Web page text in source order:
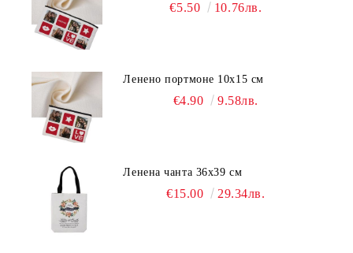
€5.50 10.76лв.
Ленено портмоне 10х15 см
€4.90 9.58лв.
Ленена чанта 36х39 см
€15.00 29.34лв.